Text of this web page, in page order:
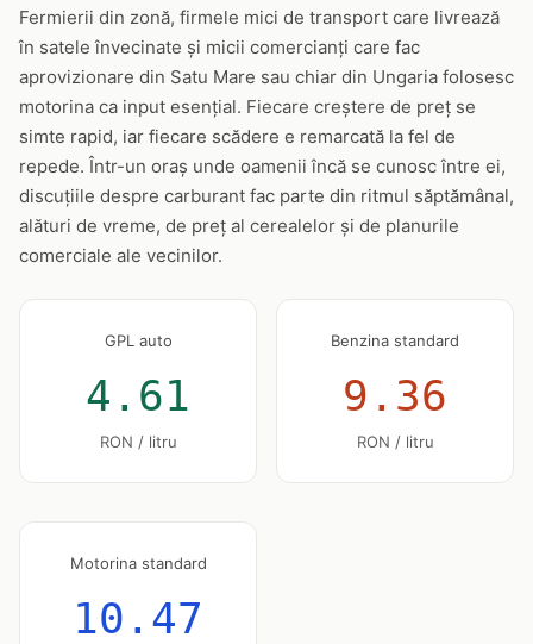
Fermierii din zonă, firmele mici de transport care livrează
în satele învecinate și micii comercianți care fac
aprovizionare din Satu Mare sau chiar din Ungaria folosesc
motorina ca input esențial. Fiecare creștere de preț se
simte rapid, iar fiecare scădere e remarcată la fel de
repede. Într-un oraș unde oamenii încă se cunosc între ei,
discuțiile despre carburant fac parte din ritmul săptămânal,
alături de vreme, de preț al cerealelor și de planurile
comerciale ale vecinilor.
GPL auto
4.61
RON / litru
Benzina standard
9.36
RON / litru
Motorina standard
10.47